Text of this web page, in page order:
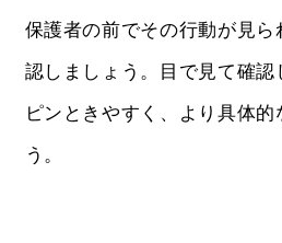
保護者の前でその行動が見ら
認しましょう。目で見て確認
ピンときやすく、より具体的
う。